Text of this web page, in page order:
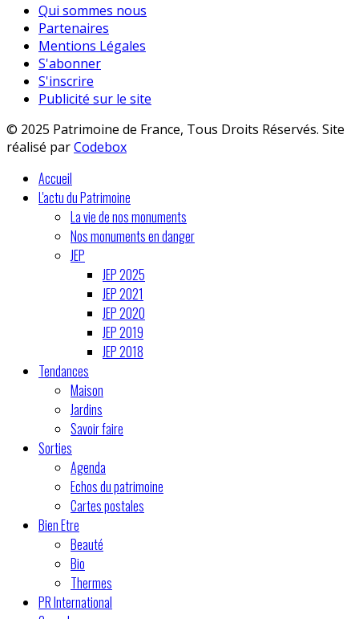
Qui sommes nous
Partenaires
Mentions Légales
S'abonner
S'inscrire
Publicité sur le site
© 2025 Patrimoine de France, Tous Droits Réservés. Site
réalisé parCodebox
Accueil
L'actu du Patrimoine
La vie de nos monuments
Nos monuments en danger
JEP
JEP 2025
JEP 2021
JEP 2020
JEP 2019
JEP 2018
Tendances
Maison
Jardins
Savoir faire
Sorties
Agenda
Echos du patrimoine
Cartes postales
Bien Etre
Beauté
Bio
Thermes
PR International